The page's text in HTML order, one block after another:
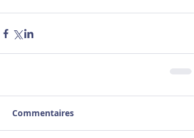
Commentaires